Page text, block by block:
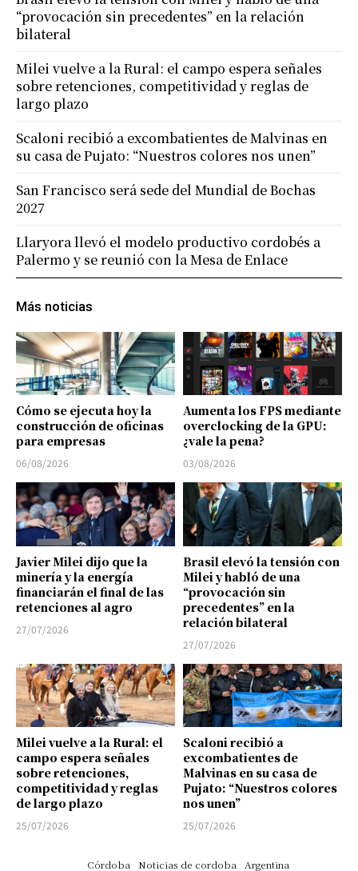
Más noticias
Cómo se ejecuta hoy la
construcción de oficinas
para empresas
06/08/2026
Aumenta los FPS mediante
overclocking de la GPU:
¿vale la pena?
03/08/2026
Javier Milei dijo que la
minería y la energía
financiarán el final de las
retenciones al agro
27/07/2026
Brasil elevó la tensión con
Milei y habló de una
“provocación sin
precedentes” en la
relación bilateral
27/07/2026
Milei vuelve a la Rural: el
campo espera señales
sobre retenciones,
competitividad y reglas
de largo plazo
25/07/2026
Scaloni recibió a
excombatientes de
Malvinas en su casa de
Pujato: “Nuestros colores
nos unen”
25/07/2026
Córdoba Noticias de cordoba Argentina
“provocación sin precedentes” en la relación
bilateral
Milei vuelve a la Rural: el campo espera señales
sobre retenciones, competitividad y reglas de
largo plazo
Scaloni recibió a excombatientes de Malvinas en
su casa de Pujato: “Nuestros colores nos unen”
San Francisco será sede del Mundial de Bochas
2027
Llaryora llevó el modelo productivo cordobés a
Palermo y se reunió con la Mesa de Enlace